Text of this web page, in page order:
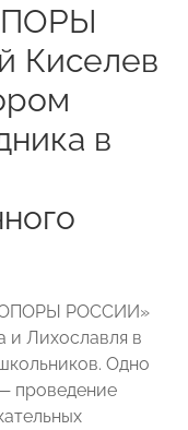
Киселев
в
РОССИИ»
и Лихославля в
Одно
проведение